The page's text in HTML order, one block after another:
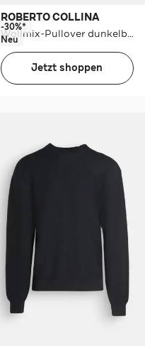
ROBERTO COLLINA
Wollmix-Pullover dunkelbraun
-30%*
Neu
Jetzt shoppen